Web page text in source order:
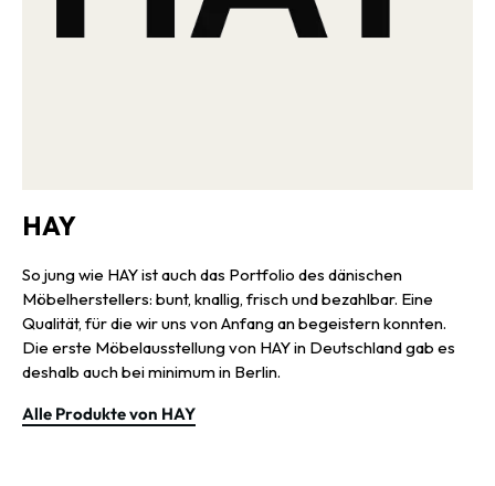
HAY
So jung wie HAY ist auch das Portfolio des dänischen
Möbelherstellers: bunt, knallig, frisch und bezahlbar. Eine
Qualität, für die wir uns von Anfang an begeistern konnten.
Die erste Möbelausstellung von HAY in Deutschland gab es
deshalb auch bei minimum in Berlin.
Alle Produkte von HAY